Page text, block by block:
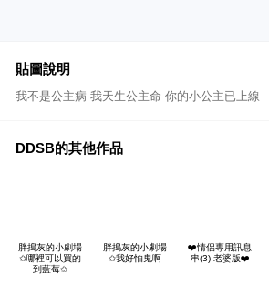
貼圖說明
我不是公主病 我天生公主命 你的小公主已上線
DDSB的其他作品
胖搗灰的小劇場
✩哪裡可以買的
到藍莓✩
胖搗灰的小劇場
✩我好怕鬼啊
❤️情侶專用訊息
串(3) 老婆版❤️